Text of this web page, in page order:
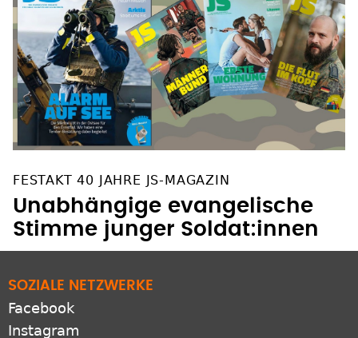
FESTAKT 40 JAHRE JS-MAGAZIN
Unabhängige evangelische
Stimme junger Soldat:innen
SOZIALE NETZWERKE
Facebook
Instagram